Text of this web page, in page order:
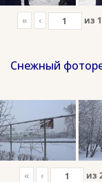
« ‹ из
Снежный
« ‹ из